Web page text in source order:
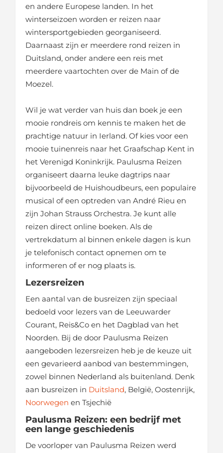
en andere Europese landen. In het
winterseizoen worden er reizen naar
wintersportgebieden georganiseerd.
Daarnaast zijn er meerdere rond reizen in
Duitsland, onder andere een reis met
meerdere vaartochten over de Main of de
Moezel.
Wil je wat verder van huis dan boek je een
mooie rondreis om kennis te maken het de
prachtige natuur in Ierland. Of kies voor een
mooie tuinenreis naar het Graafschap Kent in
het Verenigd Koninkrijk. Paulusma Reizen
organiseert daarna leuke dagtrips naar
bijvoorbeeld de Huishoudbeurs, een populaire
musical of een optreden van André Rieu en
zijn Johan Strauss Orchestra. Je kunt alle
reizen direct online boeken. Als de
vertrekdatum al binnen enkele dagen is kun
je telefonisch contact opnemen om te
informeren of er nog plaats is.
Lezersreizen
Een aantal van de busreizen zijn speciaal
bedoeld voor lezers van de Leeuwarder
Courant, Reis&Co en het Dagblad van het
Noorden. Bij de door Paulusma Reizen
aangeboden lezersreizen heb je de keuze uit
een gevarieerd aanbod van bestemmingen,
zowel binnen Nederland als buitenland. Denk
aan busreizen in Duitsland, België, Oostenrijk,
Noorwegen en Tsjechië
Paulusma Reizen: een bedrijf met
een lange geschiedenis
De voorloper van Paulusma Reizen werd